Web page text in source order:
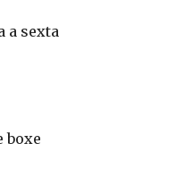
a sexta
boxe